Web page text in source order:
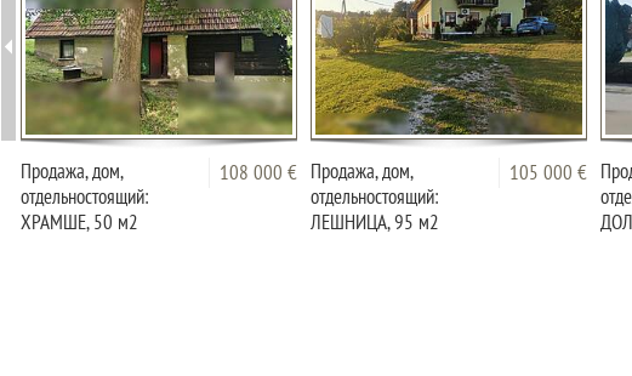
108 000 €
Продажа, дом,
отдельностоящий:
ХРАМШЕ, 50 м2
105 000 €
Продажа, дом,
отдельностоящий:
ЛЕШНИЦА, 95 м2